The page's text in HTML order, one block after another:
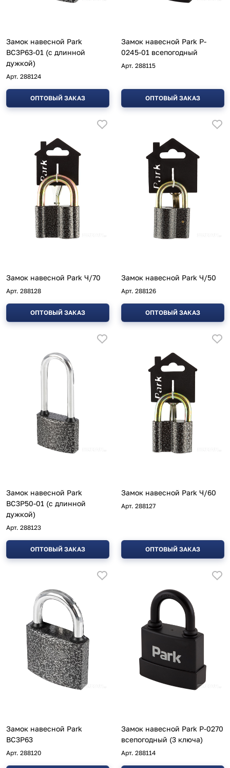
Замок навесной Park
ВС3Р63-01 (с длинной
дужкой)
Арт. 288124
ОПТОВЫЙ ЗАКАЗ
Замок навесной Park P-
0245-01 всепогодный
Арт. 288115
ОПТОВЫЙ ЗАКАЗ
Замок навесной Park Ч/70
Арт. 288128
ОПТОВЫЙ ЗАКАЗ
Замок навесной Park Ч/50
Арт. 288126
ОПТОВЫЙ ЗАКАЗ
Замок навесной Park
ВС3Р50-01 (с длинной
дужкой)
Арт. 288123
ОПТОВЫЙ ЗАКАЗ
Замок навесной Park Ч/60
Арт. 288127
ОПТОВЫЙ ЗАКАЗ
Замок навесной Park
ВС3Р63
Арт. 288120
Замок навесной Park P-0270
всепогодный (3 ключа)
Арт. 288114